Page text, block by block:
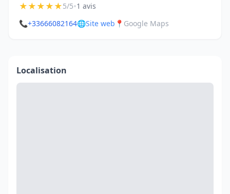
★★★★★5/5•1 avis
📞+33666082164🌐Site web 📍 Google Maps
Localisation